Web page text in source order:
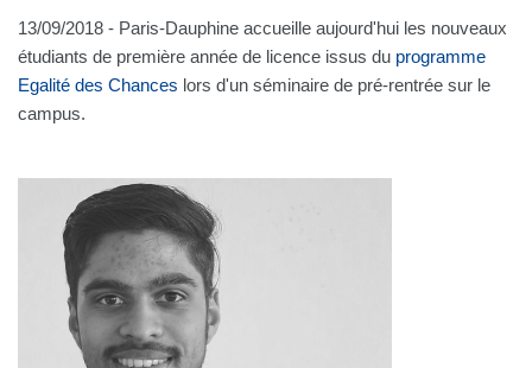
13/09/2018 - Paris-Dauphine accueille aujourd'hui les nouveaux
étudiants de première année de licence issus du programme
Egalité des Chances lors d'un séminaire de pré-rentrée sur le
campus.